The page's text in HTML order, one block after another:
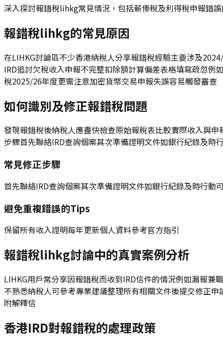
深入探討報錯稅lihkg常見情況，包括薪俸稅及利得稅申報錯
報錯稅lihkg的常見原因
在LIHKG討論區不少香港納稅人分享報錯稅經驗主要涉及
IRD追討欠稅收入申報不完整扣除額計算偏差表格填寫疏忽
稅2025/26年度更需注意加密貨幣交易申報失誤容易觸發審查
如何識別及修正報錯稅問題
發現報錯稅後納稅人應盡快檢查原始報稅表比較實際收入與
步驟首先聯絡IRD查詢個案其次準備證明文件如銀行紀錄及
常見修正步驟
首先聯絡IRD查詢個案其次準備證明文件如銀行紀錄及時行動
避免重複錯誤的Tips
保留所有收入證明每年更新個人資料參考官方指引
報錯稅lihkg討論中的真實案例分析
LIHKG用戶常分享因報錯稅而收到IRD信件的情況例如漏報
不熟悉納稅人可參考專業建議整理所有相關文件後提交修正
附解釋信
香港IRD對報錯稅的處理政策